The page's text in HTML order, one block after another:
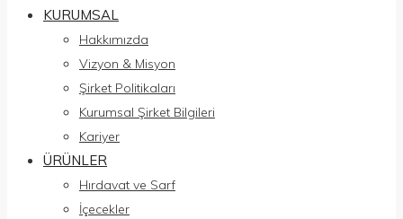
KURUMSAL
Hakkımızda
Vizyon & Misyon
Şirket Politikaları
Kurumsal Şirket Bilgileri
Kariyer
ÜRÜNLER
Hırdavat ve Sarf
İçecekler